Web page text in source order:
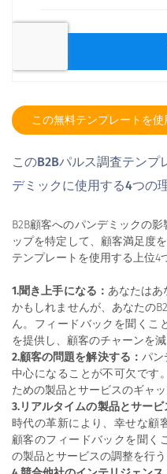
この無料テンプレートを使
このB2Bパルス調査テン
デミックに使用する4つの
B2B顧客へのパンデミックの
ップを特定して、顧客満足度
テンプレートを使用する上位4
1.聞き上手になる： あなたはあ
かもしれませんが、あなたの
ん。フィードバックを聞くこ
を提供し、顧客のチャーンを
2.顧客の問題を解決する： パン
中心になることが不可欠です
ための製品とサービスのギャ
3.リアルタイムの製品とサービ
時代の革新により、幸せな顧
顧客のフィードバックを聞く
の製品とサービスの調整を行う